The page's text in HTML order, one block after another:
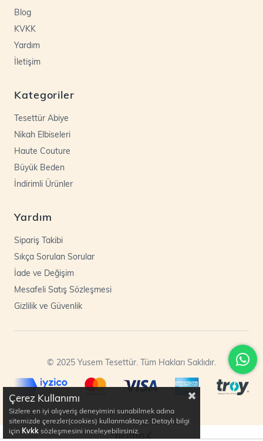
Blog
KVKK
Yardım
İletişim
Kategoriler
Tesettür Abiye
Nikah Elbiseleri
Haute Couture
Büyük Beden
İndirimli Ürünler
Yardım
Sipariş Takibi
Sıkça Sorulan Sorular
İade ve Değişim
Mesafeli Satış Sözleşmesi
Gizlilik ve Güvenlik
© 2025 Yusem Tesettür. Tüm Hakları Saklıdır.
Çerez Kullanımı
Sizlere en iyi alışveriş deneyimini sunabilmek adına
sitemizde çerezler(cookies) kullanmaktayız. Detaylı bilgi
için Kvkksözleşmesini inceleyebilirsiniz.